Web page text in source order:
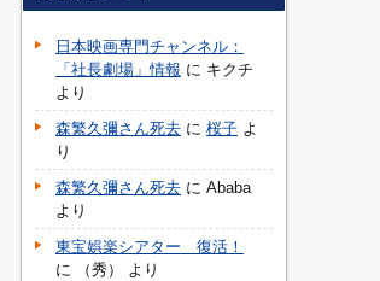
日本映画専門チャンネル：
「社長劇場」情報 に キクチ
より
森繁久彌さん死去 に 桜子 よ
り
森繁久彌さん死去 に Ababa
より
東宝娯楽シアター 復活！
に
（秀）
より